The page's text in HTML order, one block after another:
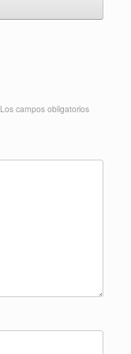
Los campos obligatorios